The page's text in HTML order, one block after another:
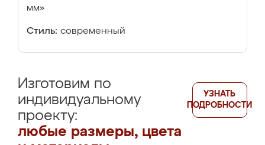
мм»
Стиль: современный
Изготовим по
индивидуальному
проекту:
любые размеры, цвета
УЗНАТЬ
ПОДРОБНОСТИ